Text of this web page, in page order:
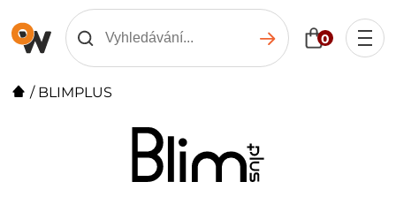
0
/ BLIMPLUS